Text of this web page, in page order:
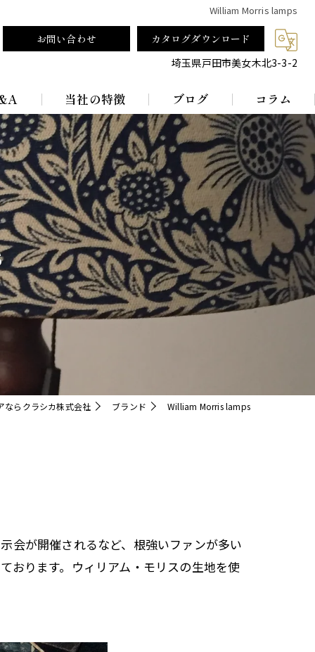
William Morris lamps
お問い合わせ
カタログダウンロード
埼玉県戸田市美女木北3-3-2
当社の特徴
テーブルランプ
ランプシェード
真鍮
レトロ
クリスタル
ブログ コラム
ならクラシカ株式会社 ブランド William Morris lamps
会が開催されるなど、根強いファンが多い
おります。ウィリアム・モリスの生地を使